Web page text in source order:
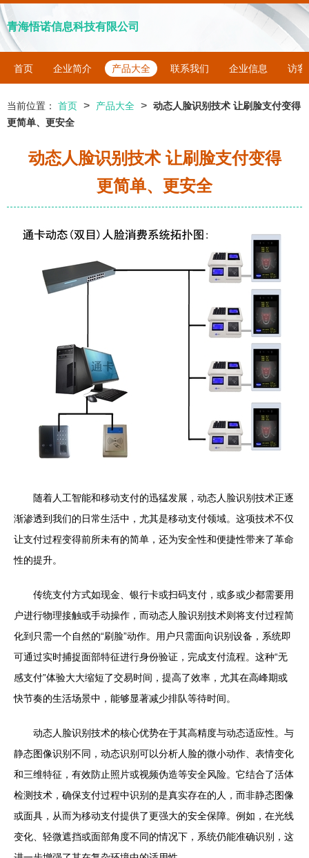
青海悟诺信息科技有限公司
首页 企业简介 产品大全 联系我们 企业信息 访客
当前位置： 首页 > 产品大全 > 动态人脸识别技术 让刷脸支付变得
更简单、更安全
动态人脸识别技术 让刷脸支付变得
更简单、更安全
随着人工智能和移动支付的迅猛发展，动态人脸识别技术正逐
渐渗透到我们的日常生活中，尤其是移动支付领域。这项技术不仅
让支付过程变得前所未有的简单，还为安全性和便捷性带来了革命
性的提升。
传统支付方式如现金、银行卡或扫码支付，或多或少都需要用
户进行物理接触或手动操作，而动态人脸识别技术则将支付过程简
化到只需一个自然的“刷脸”动作。用户只需面向识别设备，系统即
可通过实时捕捉面部特征进行身份验证，完成支付流程。这种“无
感支付”体验大大缩短了交易时间，提高了效率，尤其在高峰期或
快节奏的生活场景中，能够显著减少排队等待时间。
动态人脸识别技术的核心优势在于其高精度与动态适应性。与
静态图像识别不同，动态识别可以分析人脸的微小动作、表情变化
和三维特征，有效防止照片或视频伪造等安全风险。它结合了活体
检测技术，确保支付过程中识别的是真实存在的人，而非静态图像
或面具，从而为移动支付提供了更强大的安全保障。例如，在光线
变化、轻微遮挡或面部角度不同的情况下，系统仍能准确识别，这